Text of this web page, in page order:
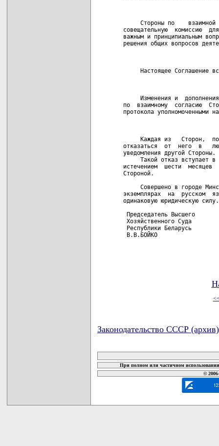
Стороны по    взаимной
совещательную  комиссию
важным и принципиальным
решения общих вопросов
Настоящее Соглашение
Изменения и
по  взаимному  согласию
протокола уполномоченными
Каждая из   Сторон,
отказаться  от  него  в
уведомления другой Стороны.
Такой отказ вступает в
истечением  шести  месяцев
Стороной.
Совершено в городе
экземплярах  на  русском
одинаковую юридическую силу.
Председатель Высшего
Хозяйственного Суда
Республики Беларусь
В.В.БОЙКО
Законодательство СССР (архив)
При полном или частичном
©